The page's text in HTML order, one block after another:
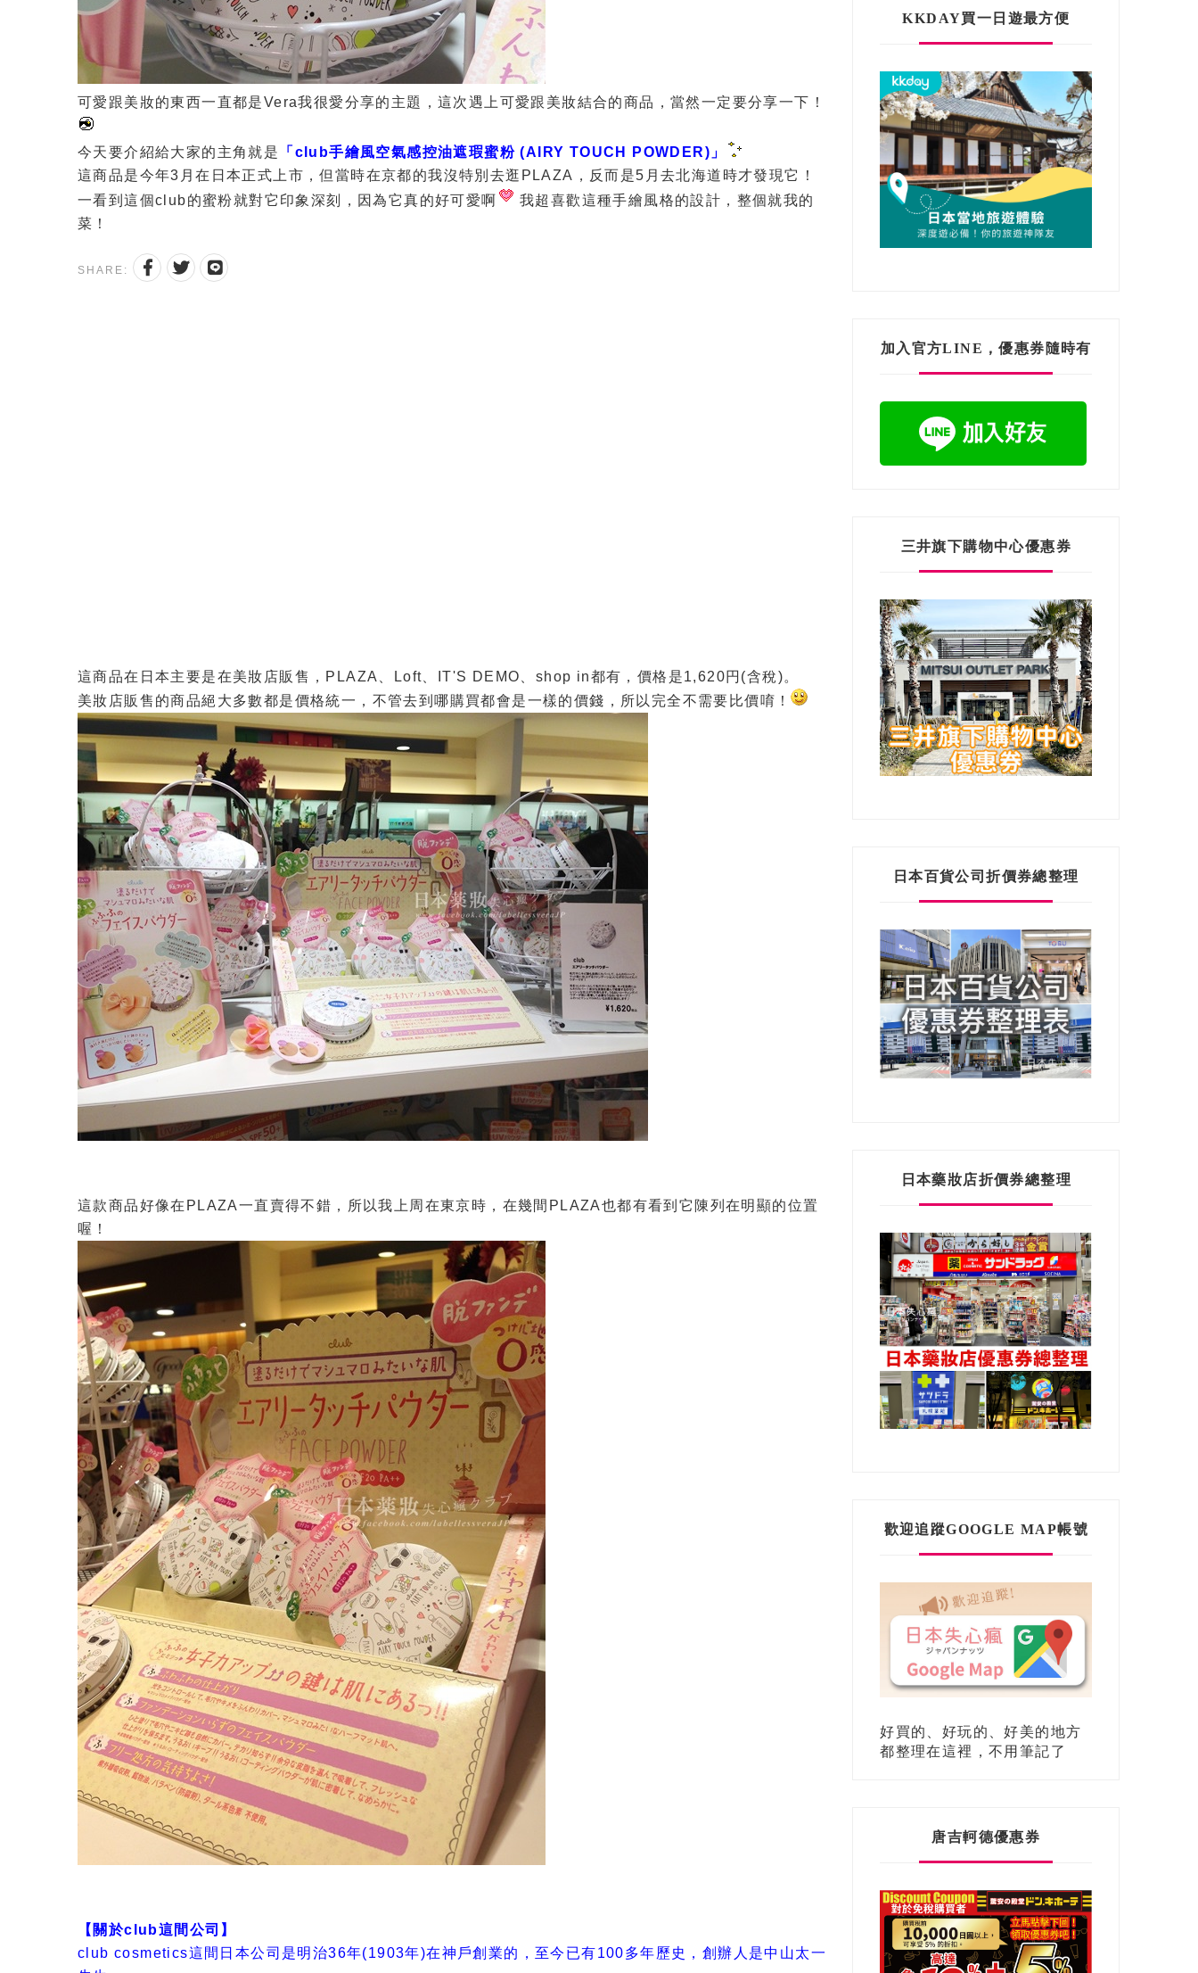
可愛跟美妝的東西一直都是Vera我很愛分享的主題，這次遇上可愛跟美妝結合的商品，當然一定要分享一下！
今天要介紹給大家的主角就是
「club手繪風空氣感控油遮瑕蜜粉 (AIRY TOUCH POWDER)」
這商品是今年3月在日本正式上市，但當時在京都的我沒特別去逛PLAZA，反而是5月去北海道時才發現它！
一看到這個club的蜜粉就對它印象深刻，因為它真的好可愛啊
我超喜歡這種手繪風格的設計，整個就我的
菜！
SHARE:
這商品在日本主要是在美妝店販售，PLAZA、Loft、IT'S DEMO、shop in都有，價格是1,620円(含稅)。
美妝店販售的商品絕大多數都是價格統一，不管去到哪購買都會是一樣的價錢，所以完全不需要比價唷！
這款商品好像在PLAZA一直賣得不錯，所以我上周在東京時，在幾間PLAZA也都有看到它陳列在明顯的位置
喔！
【關於club這間公司】
club cosmetics這間日本公司是明治36年(1903年)在神戶創業的，至今已有100多年歷史，創辦人是中山太一
KKDAY買一日遊最方便
加入官方LINE，優惠券隨時有
三井旗下購物中心優惠券
日本百貨公司折價券總整理
日本藥妝店折價券總整理
歡迎追蹤GOOGLE MAP帳號
好買的、好玩的、好美的地方
都整理在這裡，不用筆記了
唐吉軻德優惠券